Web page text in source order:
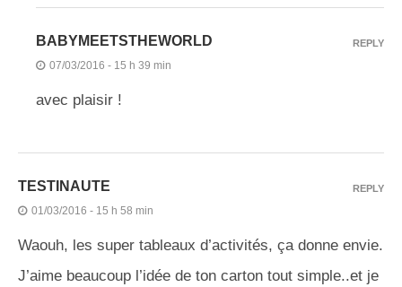
BABYMEETSTHEWORLD
07/03/2016 - 15 h 39 min
avec plaisir !
REPLY
TESTINAUTE
01/03/2016 - 15 h 58 min
Waouh, les super tableaux d’activités, ça donne envie.
J’aime beaucoup l’idée de ton carton tout simple..et je
REPLY